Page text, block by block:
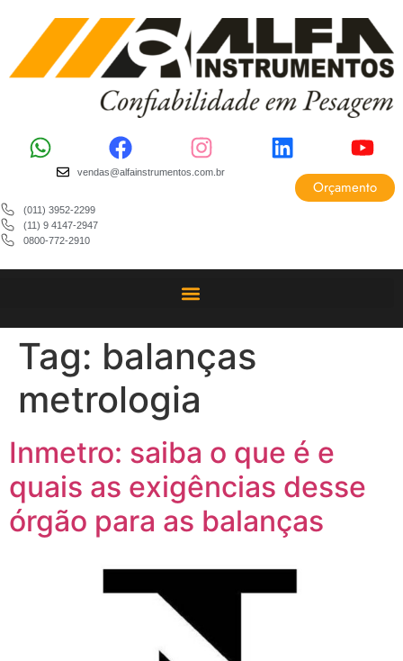
vendas@alfainstrumentos.com.br
Orçamento
(011) 3952-2299
(11) 9 4147-2947
0800-772-2910
Tag: balanças
metrologia
Inmetro: saiba o que é e
quais as exigências desse
órgão para as balanças